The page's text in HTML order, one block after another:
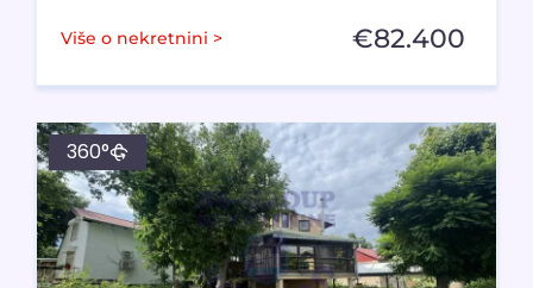
Više o nekretnini > €82.400
360°